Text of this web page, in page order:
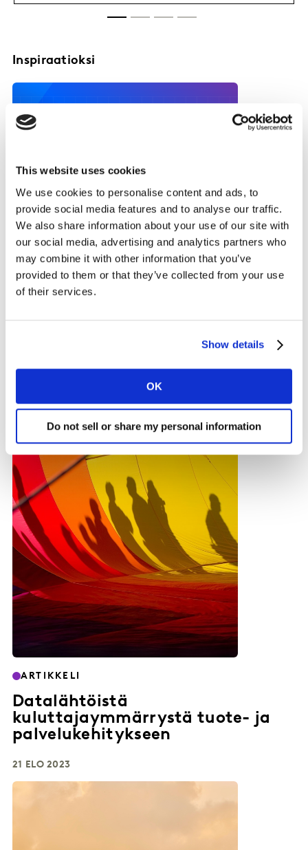
This website uses cookies
We use cookies to personalise content and ads, to
provide social media features and to analyse our traffic.
We also share information about your use of our site with
our social media, advertising and analytics partners who
may combine it with other information that you’ve
provided to them or that they’ve collected from your use
of their services.
Show details
OK
Do not sell or share my personal information
Inspiraatioksi
Kannattavan brändikasvun
konkreettinen viitekehys
ARTIKKELI
Datalähtöistä
kuluttajaymmärrystä tuote- ja
palvelukehitykseen
21 ELO 2023